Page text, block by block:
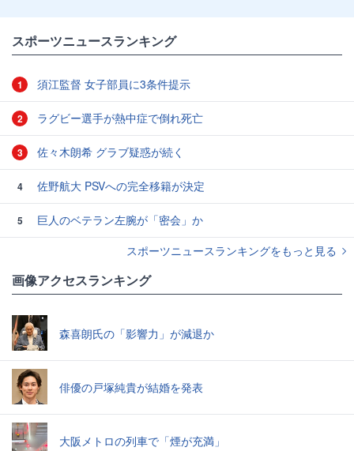
スポーツニュースランキング
1 須江監督 女子部員に3条件提示
2 ラグビー選手が熱中症で倒れ死亡
3 佐々木朗希 グラブ疑惑が続く
4 佐野航大 PSVへの完全移籍が決定
5
巨人のベテラン左腕が「密会」か
スポーツニュースランキングをもっと見る
画像アクセスランキング
森喜朗氏の「影響力」が減退か
俳優の戸塚純貴が結婚を発表
大阪メトロの列車で「煙が充満」